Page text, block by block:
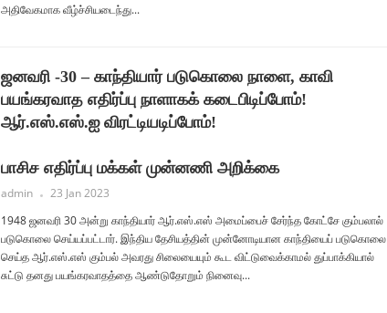
அதிவேகமாக வீழ்ச்சியடைந்து...
ஜனவரி -30 – காந்தியார் படுகொலை நாளை, காவி
பயங்கரவாத எதிர்ப்பு நாளாகக் கடைபிடிப்போம்!
ஆர்.எஸ்.எஸ்.ஐ விரட்டியடிப்போம்!
பாசிச எதிர்ப்பு மக்கள் முன்னணி அறிக்கை
admin
23 Jan 2023
1948 ஜனவரி 30 அன்று காந்தியார் ஆர்.எஸ்.எஸ் அமைப்பைச் சேர்ந்த கோட்சே கும்பலால்
படுகொலை செய்யப்பட்டார். இந்திய தேசியத்தின் முன்னோடியான காந்தியைப் படுகொலை
செய்த ஆர்.எஸ்.எஸ் கும்பல் அவரது சிலையையும் கூட விட்டுவைக்காமல் துப்பாக்கியால்
சுட்டு தனது பயங்கரவாதத்தை ஆண்டுதோறும் நினைவு...